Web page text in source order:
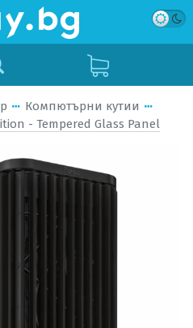
Компютърни кутии
- Tempered Glass Panel